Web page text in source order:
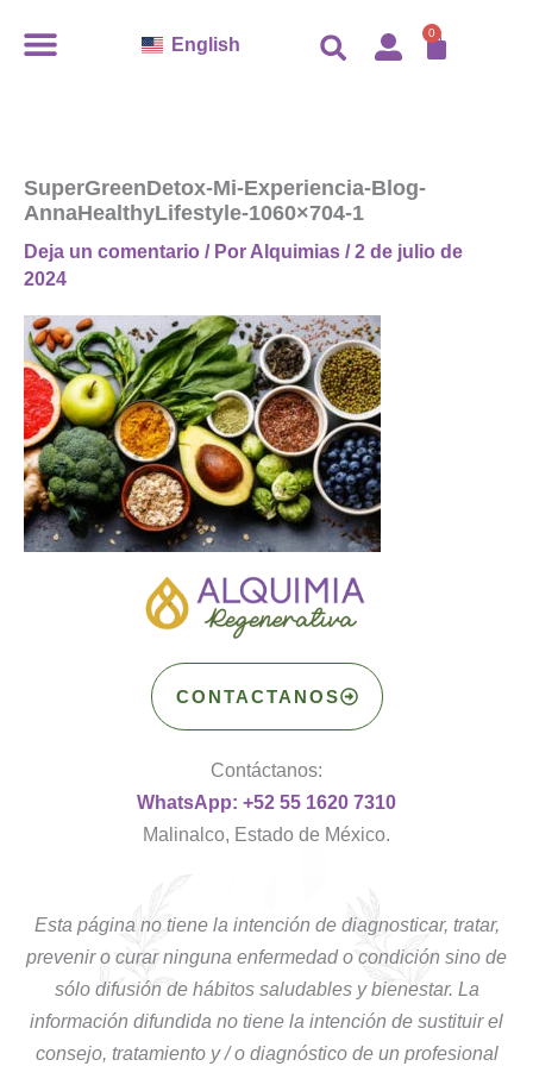
English 0
Carro
SuperGreenDetox-Mi-Experiencia-Blog-
AnnaHealthyLifestyle-1060×704-1
Deja un comentario / Por Alquimias /2 de julio de
2024
CONTACTANOS
Contáctanos:
WhatsApp: +52 55 1620 7310
Malinalco, Estado de México.
Esta página no tiene la intención de diagnosticar, tratar,
prevenir o curar ninguna enfermedad o condición sino de
sólo difusión de hábitos saludables y bienestar. La
información difundida no tiene la intención de sustituir el
consejo, tratamiento y / o diagnóstico de un profesional